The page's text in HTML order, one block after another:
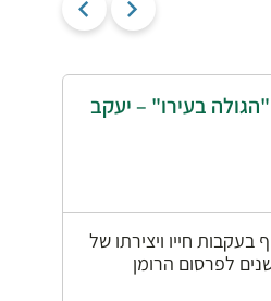
בעירו" – יעקב
בעקבות חייו ויצירתו של
לפרסום הרומן